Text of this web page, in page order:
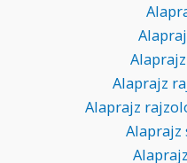
Alaprajz
Alaprajz
Alaprajz